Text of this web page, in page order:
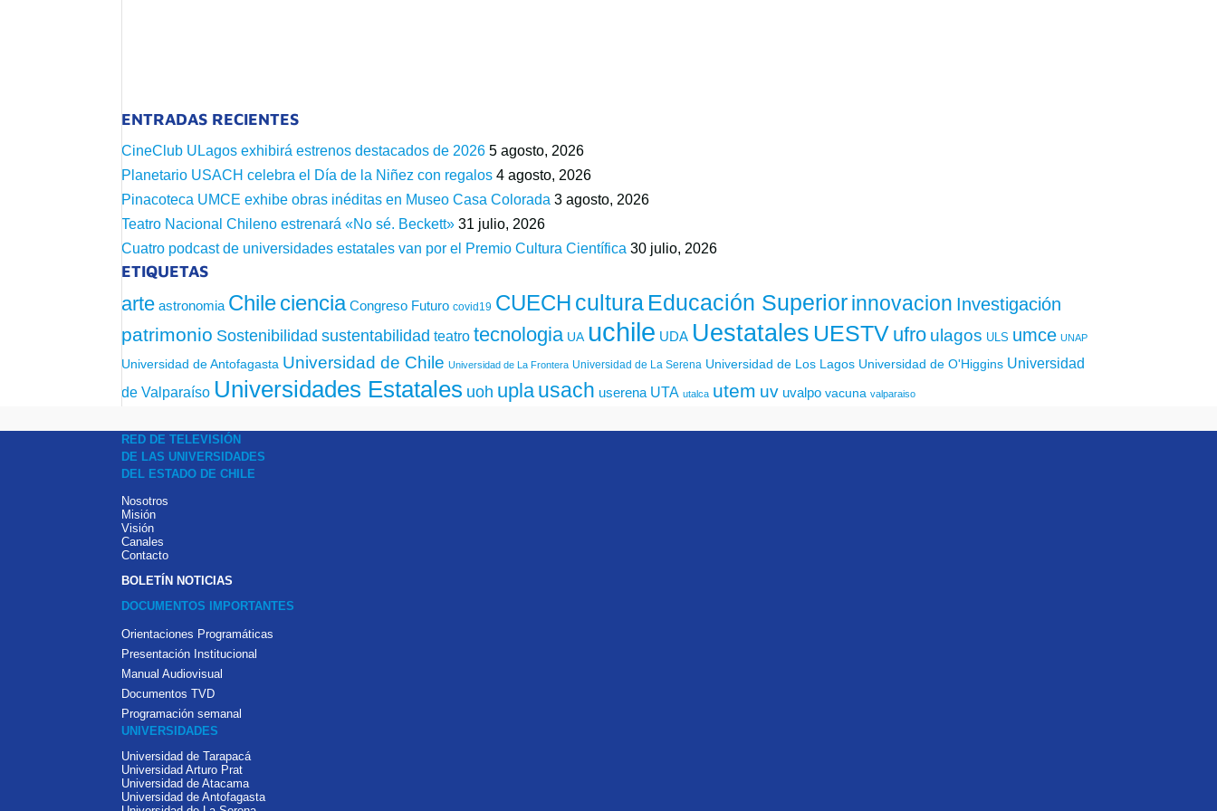
ENTRADAS RECIENTES
CineClub ULagos exhibirá estrenos destacados de 2026 5 agosto, 2026
Planetario USACH celebra el Día de la Niñez con regalos 4 agosto, 2026
Pinacoteca UMCE exhibe obras inéditas en Museo Casa Colorada 3 agosto, 2026
Teatro Nacional Chileno estrenará «No sé. Beckett» 31 julio, 2026
Cuatro podcast de universidades estatales van por el Premio Cultura Científica 30 julio, 2026
ETIQUETAS
arte astronomia Chileciencia Congreso Futuro covid19 CUECH cultura Educación Superiorinnovacion Investigación
patrimonio Sostenibilidad sustentabilidad teatro tecnologia UA uchile UDA Uestatales UESTV ufro ulagos ULS umce UNAP
Universidad de Antofagasta Universidad de Chile Universidad de La Frontera Universidad de La Serena Universidad de Los Lagos Universidad de O'Higgins Universidad
de Valparaíso Universidades Estatales uoh uplausach userena UTA utalca utem uv uvalpo vacuna valparaiso
RED DE TELEVISIÓN
DE LAS UNIVERSIDADES
DEL ESTADO DE CHILE
Nosotros
Misión
Visión
Canales
Contacto
BOLETÍN NOTICIAS
DOCUMENTOS IMPORTANTES
Orientaciones Programáticas
Presentación Institucional
Manual Audiovisual
Documentos TVD
Programación semanal
UNIVERSIDADES
Universidad de Tarapacá
Universidad Arturo Prat
Universidad de Atacama
Universidad de Antofagasta